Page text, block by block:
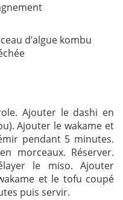
d’algue kombu
Ajouter le dashi en
Ajouter le wakame et
pendant 5 minutes.
morceaux. Réserver.
le miso. Ajouter
et le tofu coupé
puis servir.